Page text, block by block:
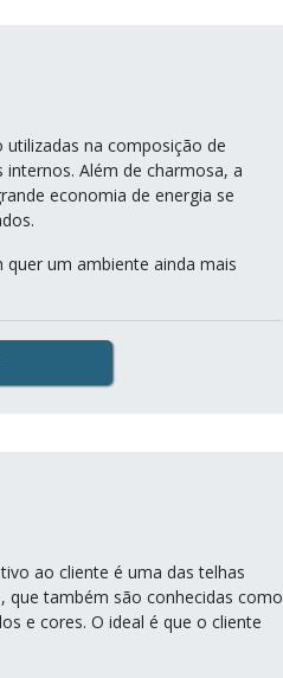
na composição de
Além de charmosa, a
economia de energia se
um ambiente ainda mais
ao cliente é uma das telhas
que também são conhecidas como
e cores. O ideal é que o cliente